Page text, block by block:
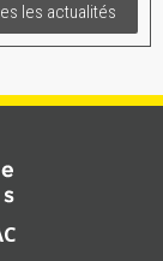
les actualités